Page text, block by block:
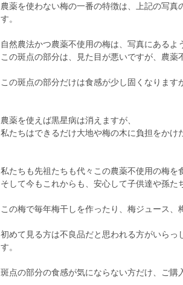
農薬を使わない梅の一番の特徴は、上記の写
す。
自然農法かつ農薬不使用の梅は、写真にあるよ
この斑点の部分は、見た目が悪いですが、農薬
この斑点の部分だけは食感が少し固くなります
農薬を使えば黒星病は消えますが、
私たちはできるだけ大地や梅の木に負担をかけ
私たちも先祖たちも代々この農薬不使用の梅を
そして今もこれからも、安心して子供達や孫た
この梅で毎年梅干しを作ったり、梅ジュース、
初めて見る方は不良品だと思われる方がいら
す。
斑点の部分の食感が気にならない方だけ、ご購